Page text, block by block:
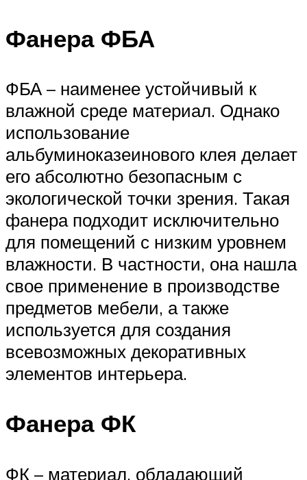
Фанера ФБА
ФБА – наименее устойчивый к
влажной среде материал. Однако
использование
альбуминоказеинового клея делает
его абсолютно безопасным с
экологической точки зрения. Такая
фанера подходит исключительно
для помещений с низким уровнем
влажности. В частности, она нашла
свое применение в производстве
предметов мебели, а также
используется для создания
всевозможных декоративных
элементов интерьера.
Фанера ФК
ФК – материал, обладающий